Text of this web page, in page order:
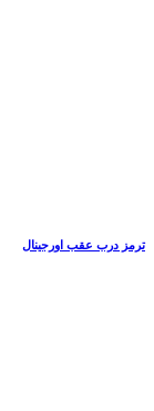
ترمز درب عقب اورجینال